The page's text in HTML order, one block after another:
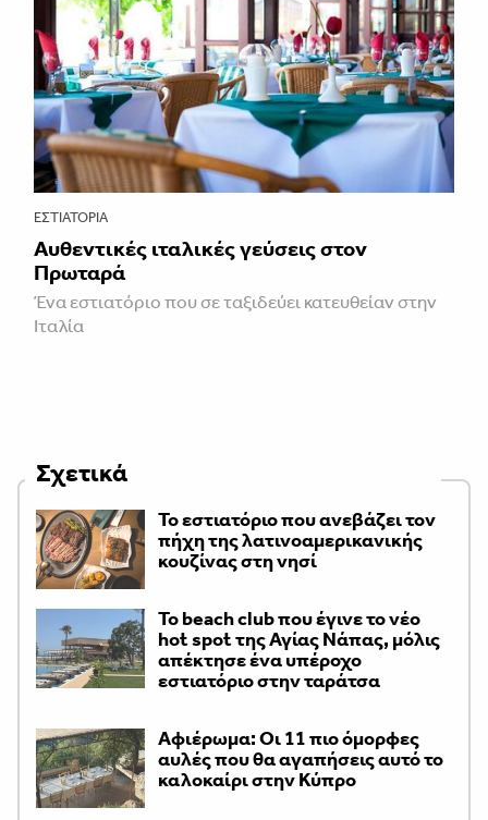
ΕΣΤΙΑΤΌΡΙΑ
Αυθεντικές ιταλικές γεύσεις στον
Πρωταρά
Ένα εστιατόριο που σε ταξιδεύει κατευθείαν στην
Ιταλία
Σχετικά
Το εστιατόριο που ανεβάζει τον
πήχη της λατινοαμερικανικής
κουζίνας στη νησί
Το beach club που έγινε το νέο
hot spot της Αγίας Νάπας, μόλις
απέκτησε ένα υπέροχο
εστιατόριο στην ταράτσα
Αφιέρωμα: Οι 11 πιο όμορφες
αυλές που θα αγαπήσεις αυτό το
καλοκαίρι στην Κύπρο